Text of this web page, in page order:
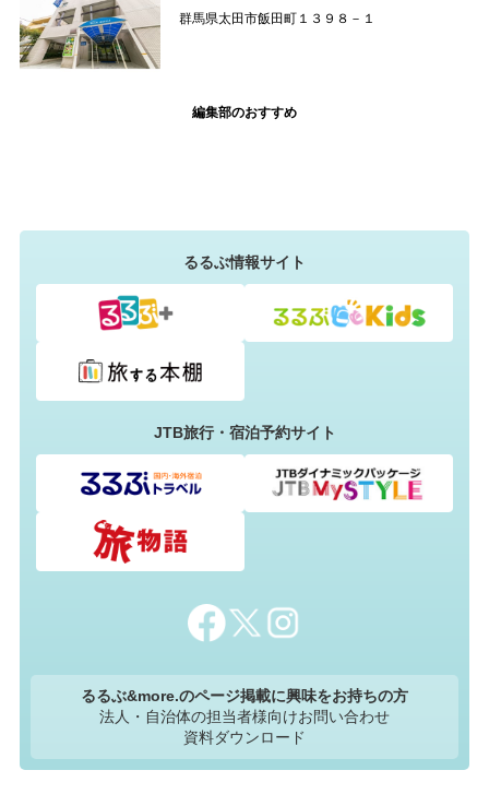
群馬県太田市飯田町１３９８－１
編集部のおすすめ
るるぶ情報サイト
JTB旅行・宿泊予約サイト
るるぶ&more.のページ掲載に興味をお持ちの方
法人・自治体の担当者様向けお問い合わせ
資料ダウンロード